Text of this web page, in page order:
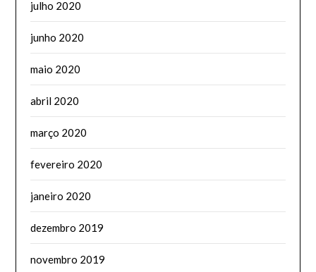
julho 2020
junho 2020
maio 2020
abril 2020
março 2020
fevereiro 2020
janeiro 2020
dezembro 2019
novembro 2019